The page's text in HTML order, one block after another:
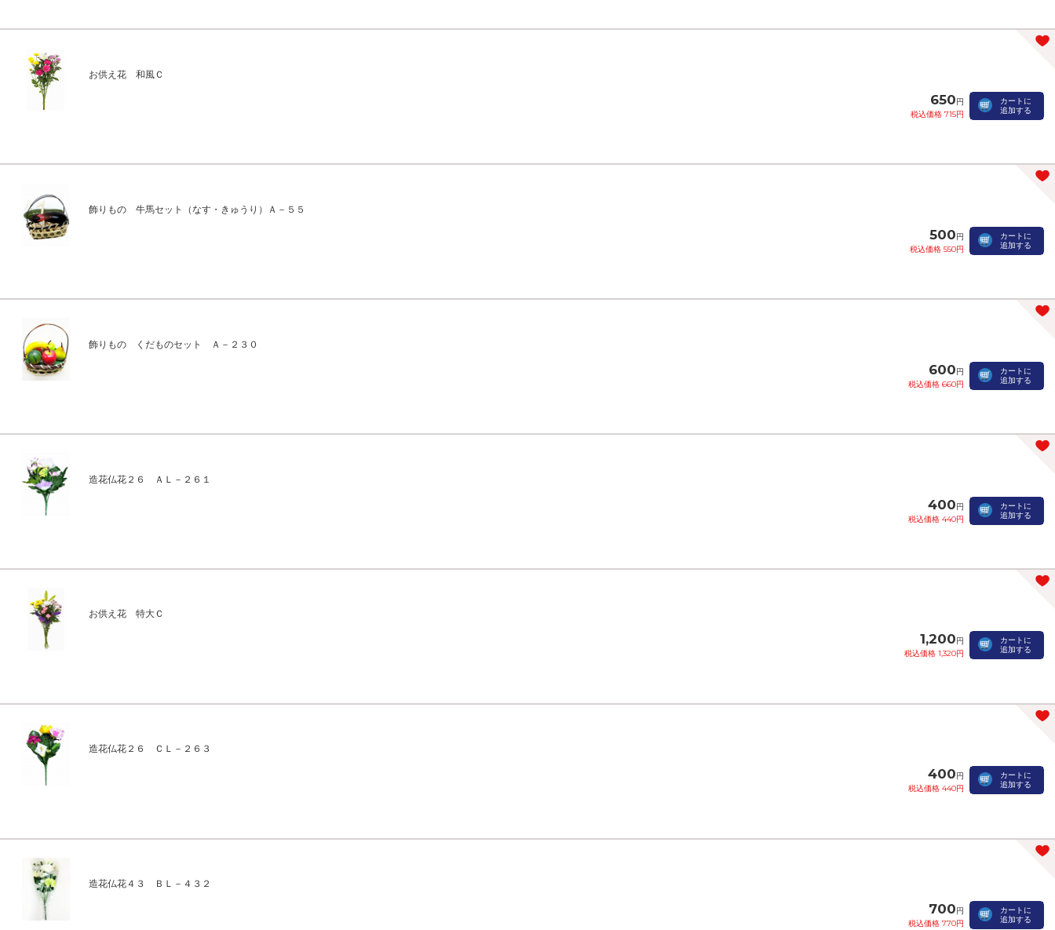
お供え花 和風Ｃ
650円
税込価格 715円
カートに
追加する
飾りもの 牛馬セット（なす・きゅうり）Ａ－５５
500円
税込価格 550円
カートに
追加する
飾りもの くだものセット Ａ－２３０
600円
税込価格 660円
カートに
追加する
造花仏花２６ ＡＬ－２６１
400円
税込価格 440円
カートに
追加する
お供え花 特大Ｃ
1,200円
税込価格 1,320円
カートに
追加する
造花仏花２６ ＣＬ－２６３
400円
税込価格 440円
カートに
追加する
造花仏花４３ ＢＬ－４３２
700円
税込価格 770円
カートに
追加する